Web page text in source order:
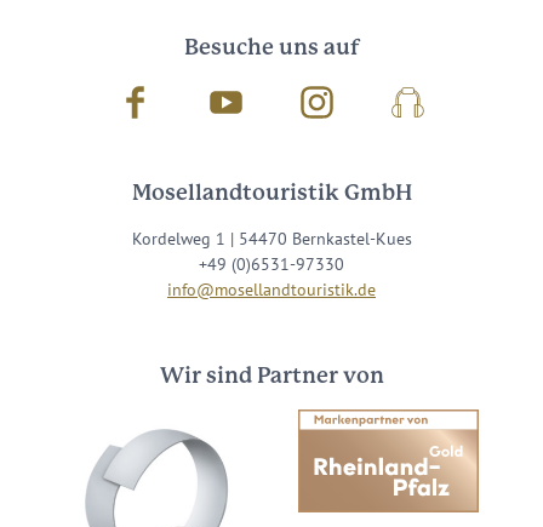
Besuche uns auf
Facebook Youtube InstagramPodcast
Mosellandtouristik GmbH
Kordelweg 1 | 54470 Bernkastel-Kues
+49 (0)6531-97330
info@mosellandtouristik.de
Wir sind Partner von